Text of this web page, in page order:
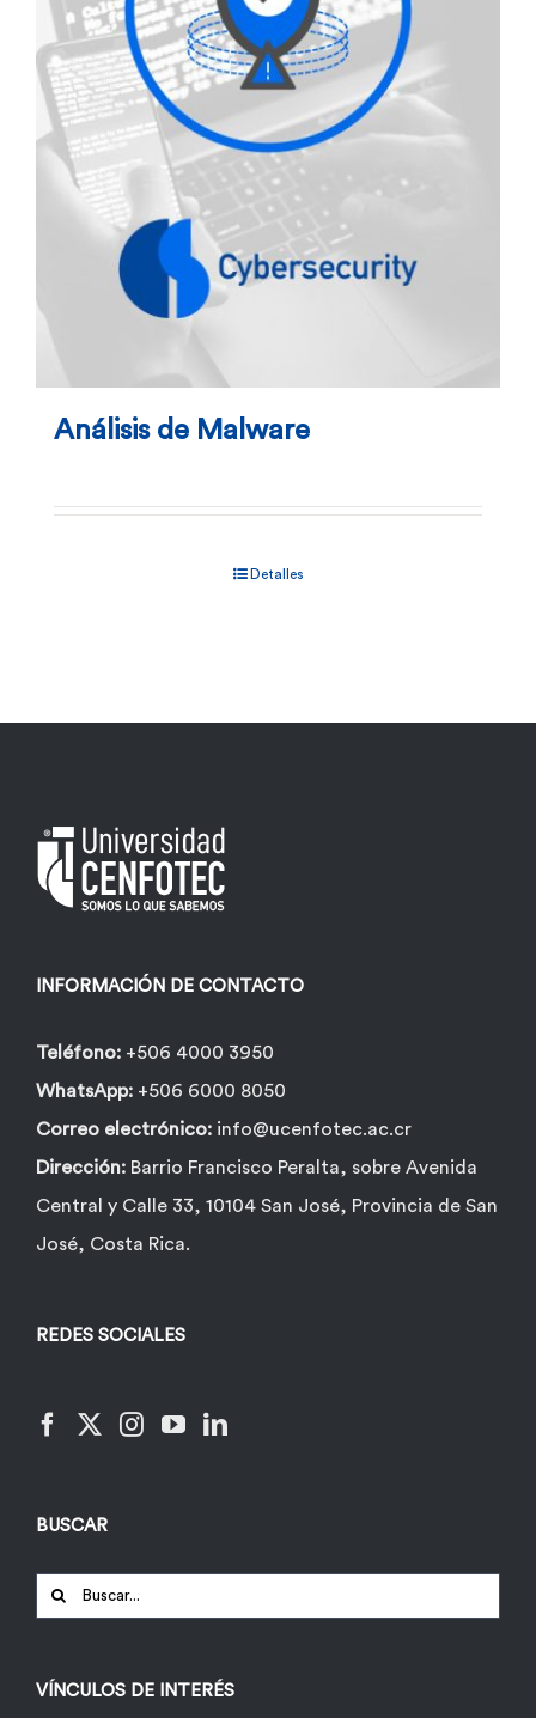
Análisis de Malware
Detalles
INFORMACIÓN DE CONTACTO
Teléfono: +506 4000 3950
WhatsApp: +506 6000 8050
Correo electrónico: info@ucenfotec.ac.cr
Dirección: Barrio Francisco Peralta, sobre Avenida
Central y Calle 33, 10104 San José, Provincia de San
José, Costa Rica.
REDES SOCIALES
BUSCAR
Buscar:
VÍNCULOS DE INTERÉS